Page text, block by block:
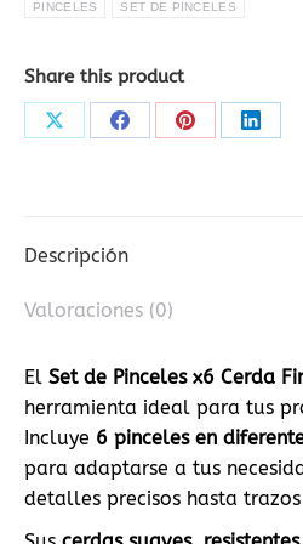
PINCELES SET DE PINCELES
Share this product
Share Share Share Share
Descripción
Valoraciones (0)
El Set de Pinceles x6 Cerda
herramienta ideal para tus
Incluye 6 pinceles en
para adaptarse a tus
detalles precisos hasta